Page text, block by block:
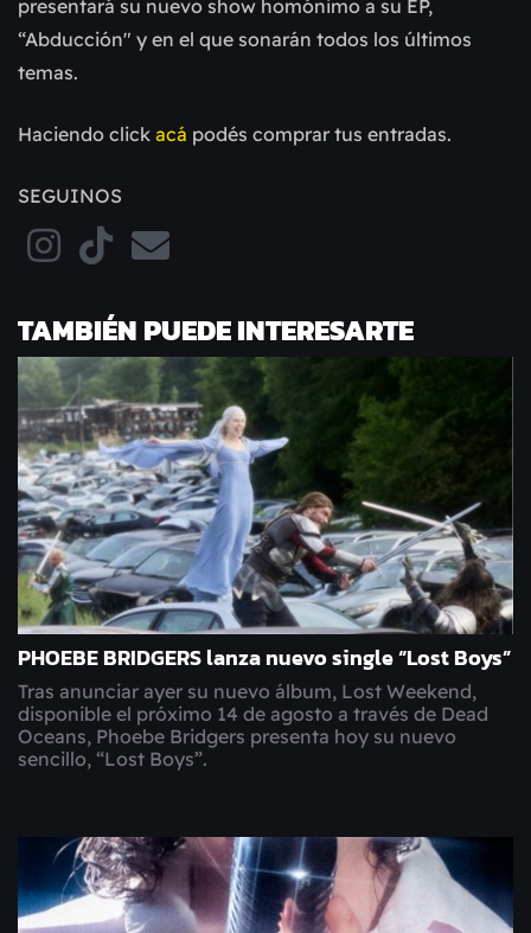
presentará su nuevo show homónimo a su EP,
“Abducción" y en el que sonarán todos los últimos
temas.
Haciendo click acá podés comprar tus entradas.
SEGUINOS
TAMBIÉN PUEDE INTERESARTE
PHOEBE BRIDGERS lanza nuevo single “Lost Boys”
Tras anunciar ayer su nuevo álbum, Lost Weekend,
disponible el próximo 14 de agosto a través de Dead
Oceans, Phoebe Bridgers presenta hoy su nuevo
sencillo, “Lost Boys”.